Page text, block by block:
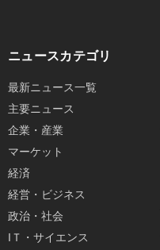
ニュースカテゴリ
最新ニュース一覧
主要ニュース
企業・産業
マーケット
経済
経営・ビジネス
政治・社会
IＴ・サイエンス